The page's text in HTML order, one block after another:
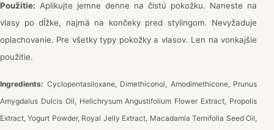
Použitie: Aplikujte jemne denne na čistú pokožku. Naneste na
vlasy po dĺžke, najmä na končeky pred stylingom. Nevyžaduje
oplachovanie. Pre všetky typy pokožky a vlasov. Len na vonkajšie
použitie.
Ingredients: Cyclopentasiloxane, Dimethiconol, Amodimethicone, Prunus
Amygdalus Dulcis Oil, Helichrysum Angustifolium Flower Extract, Propolis
Extract, Yogurt Powder, Royal Jelly Extract, Macadamia Ternifolia Seed Oil,